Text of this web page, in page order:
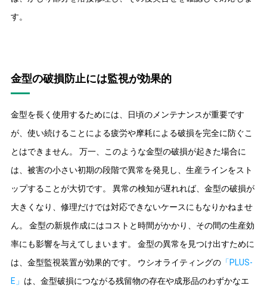
す。
金型の破損防止には監視が効果的
金型を長く使用するためには、日頃のメンテナンスが重要です
が、使い続けることによる疲労や摩耗による破損を完全に防ぐこ
とはできません。 万一、このような金型の破損が起きた場合に
は、被害の小さい初期の段階で異常を発見し、生産ラインをスト
ップすることが大切です。 異常の検知が遅れれば、金型の破損が
大きくなり、修理だけでは対応できないケースにもなりかねませ
ん。 金型の新規作成にはコストと時間がかかり、その間の生産効
率にも影響を与えてしまいます。 金型の異常を見つけ出すために
は、金型監視装置が効果的です。 ウシオライティングの「PLUS-
E」 は、金型破損につながる残留物の存在や成形品のわずかなエ